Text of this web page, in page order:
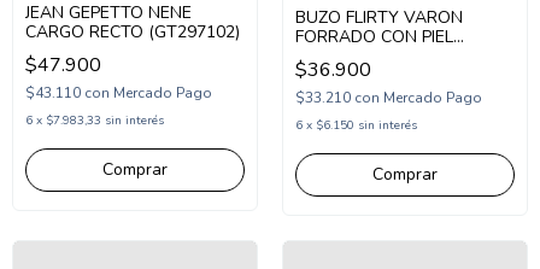
JEAN GEPETTO NENE
CARGO RECTO (GT297102)
$47.900
$43.110 con Mercado Pago
6 x $7.983,33 sin interés
Comprar
BUZO FLIRTY VARON
FORRADO CON PIEL
ESTAMPA CUSTOM SKT 78
(FL25160)
$36.900
$33.210 con Mercado Pago
6 x $6.150 sin interés
Comprar